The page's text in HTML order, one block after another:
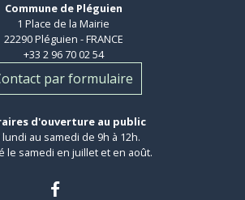
Commune de Pléguien
1 Place de la Mairie
22290 Pléguien - FRANCE
+33 2 96 70 02 54
par formulaire
d'ouverture au public
lundi au samedi de 9h à 12h.
le samedi en juillet et en août.